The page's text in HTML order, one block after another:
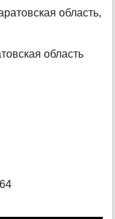
область,
область